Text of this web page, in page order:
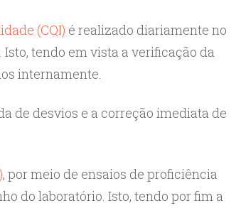
(CQI) é realizado diariamente no
tendo em vista a verificação da
internamente.
de desvios e a correção imediata de
, por meio de ensaios de proficiência
do laboratório. Isto, tendo por fim a